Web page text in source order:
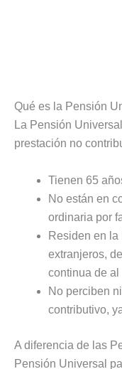
Qué es la Pensión
La Pensión
prestación no
Tienen 65
No están en
ordinaria por
Residen en
extranjeros,
continua de al
No perciben
contributivo,
A diferencia de las
Pensión Universal